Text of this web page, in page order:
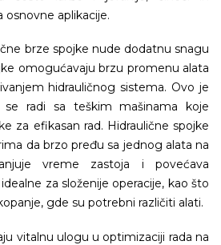
aplikacije.
brze spojke nude dodatnu snagu
omogućavaju brzu promenu alata
hidrauličnog sistema. Ovo je
se radi sa teškim mašinama koje
za efikasan rad. Hidraulične spojke
da brzo pređu sa jednog alata na
vreme zastoja i povećava
za složenije operacije, kao što
gde su potrebni različiti alati.
vitalnu ulogu u optimizaciji rada na